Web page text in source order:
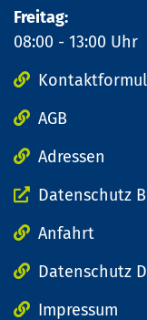
Freitag:
08:00 - 13:00 Uhr
AGB
Adressen
Datenschutz
Anfahrt
Datenschutz
Impressum